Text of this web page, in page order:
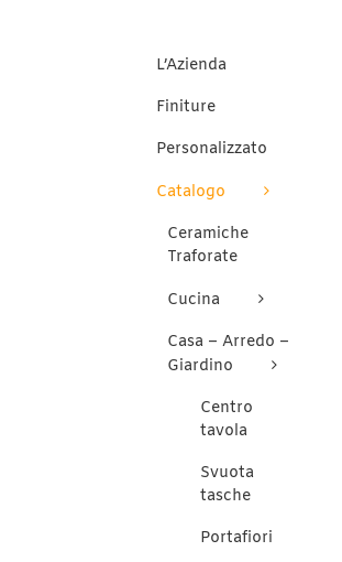
L’Azienda
Finiture
Personalizzato
Catalogo
Ceramiche
Traforate
Cucina
Casa – Arredo –
Giardino
Centro
tavola
Svuota
tasche
Portafiori